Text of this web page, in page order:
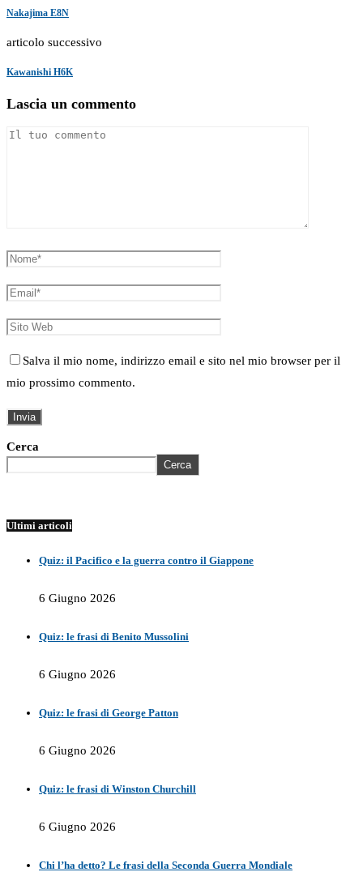
Nakajima E8N
articolo successivo
Kawanishi H6K
Lascia un commento
Salva il mio nome, indirizzo email e sito nel mio browser per il
mio prossimo commento.
Cerca
Cerca
Ultimi articoli
Quiz: il Pacifico e la guerra contro il Giappone
6 Giugno 2026
Quiz: le frasi di Benito Mussolini
6 Giugno 2026
Quiz: le frasi di George Patton
6 Giugno 2026
Quiz: le frasi di Winston Churchill
6 Giugno 2026
Chi l’ha detto? Le frasi della Seconda Guerra Mondiale